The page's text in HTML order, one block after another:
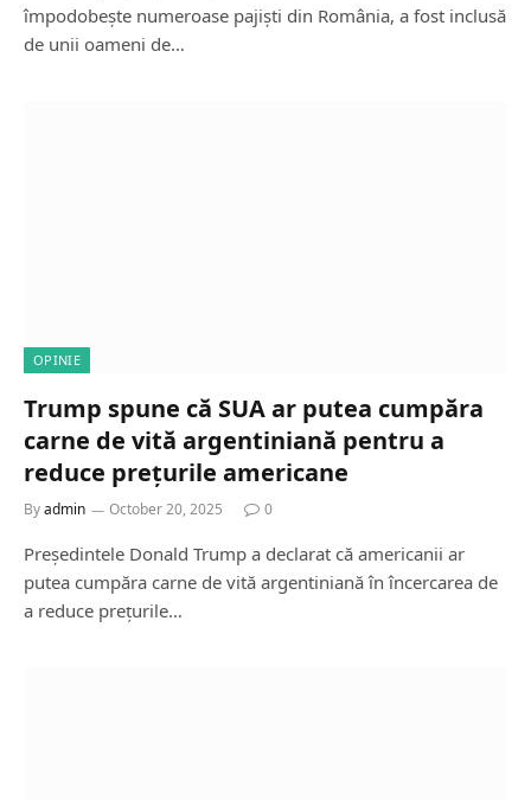
împodobește numeroase pajiști din România, a fost inclusă
de unii oameni de…
OPINIE
Trump spune că SUA ar putea cumpăra
carne de vită argentiniană pentru a
reduce prețurile americane
Byadmin October 20, 2025 0
Președintele Donald Trump a declarat că americanii ar
putea cumpăra carne de vită argentiniană în încercarea de
a reduce prețurile…